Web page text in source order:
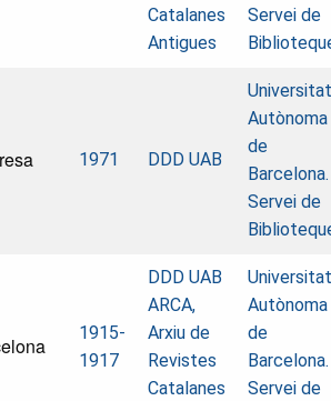
Catalanes
Antigues
Servei de
1971 DDD UAB
Universitat
Autònoma
de
Barcelona.
Servei de
1915-
1917
DDD UAB
ARCA,
Arxiu de
Revistes
Catalanes
Universitat
Autònoma
de
Barcelona.
Servei de